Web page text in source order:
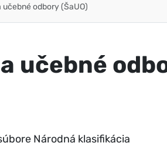
učebné odbory (ŠaUO)
učebné
Národná klasifikácia